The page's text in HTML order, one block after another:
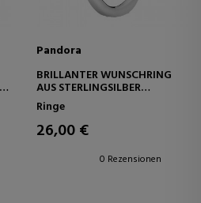
Pandora
BRILLANTER WUNSCHRING
AUS STERLINGSILBER
19631450
Ringe
26,00 €
0 Rezensionen